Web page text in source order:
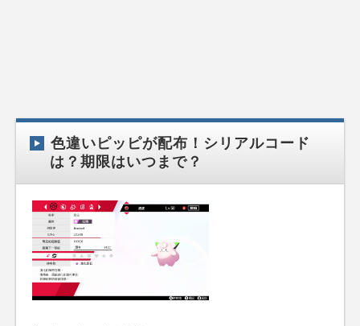
色違いピッピが配布！シリアルコード
は？期限はいつまで？